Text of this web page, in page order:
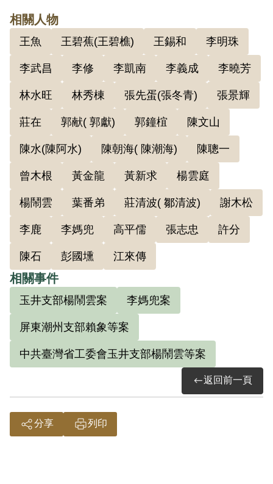
經由嘉義朴子許分介紹，認識張志忠（原
名張梗，化名老張、老鍾、楊春霖）。8
月，張志忠發動襲擊西螺、埔心警察所，
武裝行動失敗，未參與行動的賴象，也被
疑涉入，開始逃亡，後在臺北由嘉義朴子
人辜金龍代找到張志忠，遂隨張潛逃臺南
烏山頂山區隱蔽，同年9月並在此隱蔽基
地，由張志忠介紹加入共產黨，11-12月間
宣誓成為正式黨員。一直在臺南山區隱蔽
到1948年2月，因身染瘧疾返回嘉義。幾個
月後，再返臺南山區後堀隱蔽基地，住草
寮，種地瓜、種菜。
在臺南山區隱蔽時，初受陳文山（化名陳
石頭）、後受李媽兜（化名老李）領導，
並使用貼其照片的偽造陳錦昌國民身分
證。當時藏匿隱蔽基地的，還有陳文山、
盧老得（化名萬壽）、李凱南（化名李
旺）、李祿（即李鹿）、陳水堂等人。
劉」、「劉的」）到潮州，居住江來傳
相關人物
王魚 王碧蕉(王碧樵) 王錫和 李明珠
李武昌 李修 李凱南 李義成 李曉芳
林水旺 林秀棟 張先蛋(張冬青) 張景輝
莊在 郭献( 郭獻) 郭鐘椬 陳文山
陳水(陳阿水) 陳朝海( 陳潮海) 陳聰一
曾木根 黃金龍 黃新求 楊雲庭
楊鬧雲 葉番弟 莊清波( 鄒清波) 謝木松
李鹿 李媽兜 高平儒 張志忠 許分
陳石 彭國壎 江來傳
相關事件
玉井支部楊鬧雲案 李媽兜案
屏東潮州支部賴象等案
中共臺灣省工委會玉井支部楊鬧雲等案
返回前一頁
分享 列印